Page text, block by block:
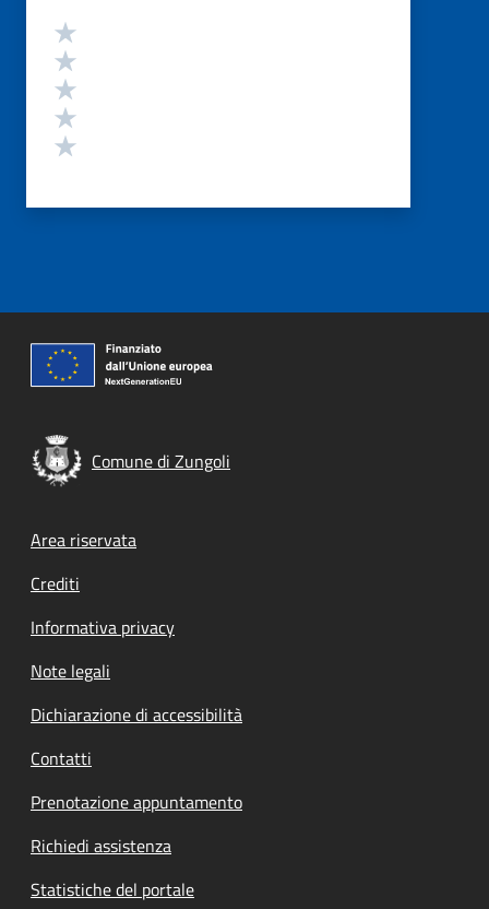
Valutazione
Comune di Zungoli
Footer menu
Area riservata
Crediti
Informativa privacy
Note legali
Dichiarazione di accessibilità
Contatti
Prenotazione appuntamento
Richiedi assistenza
Statistiche del portale